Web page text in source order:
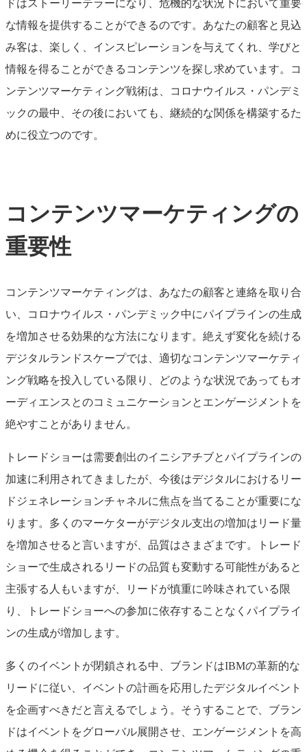
ドはストーリーテラーになり、危機的な状況下において重要
な情報を提供することができるのです。あなたの顧客と見込
み客は、楽しく、インスピレーションを与えてくれ、学びと
情報を得ることができるコンテンツを探し求めています。コ
ンテンツマーケティング戦術は、コロナウイルス・パンデミ
ックの最中、その後においても、継続的な関係を構築するた
めに役立つのです。
コンテンツマーケティングの
重要性
コンテンツマーケティングは、あなたの顧客と連絡を取り合
い、コロナウイルス・パンデミック中にパイプラインの生成
を増加させる効果的な方法になります。絶えず変化を続ける
デジタルランドスケープでは、適切なコンテンツマーケティ
ング戦略を投入している限り、どのような状況であってもオ
ーディエンスとのコミュニケーションとエンゲージメントを
絶やすことがありません。
トレードショーは需要創出のイニシアチブとパイプラインの
加速に利用されてきましたが、今後はデジタルにおけるリー
ドジェネレーションチャネルに焦点を当てることが重要にな
ります。多くのマーケターがデジタル支出の増加はリード量
を増加させると言いますが、品質はさまざまです。トレード
ショーで生成されるリードの品質も変動する可能性があると
主張する人もいますが、リードが慎重に吟味されている限
り、トレードショーへの参加に依存することなくパイプライ
ンの生成が増加します。
多くのイベントが閉鎖される中、ブランドはIBMの革新的な
リードに従い、イベントの計画を応用したデジタルイベント
を企画すべきだと言えるでしょう。そうすることで、ブラン
ドはイベントをグローバル展開させ、エンゲージメントを高